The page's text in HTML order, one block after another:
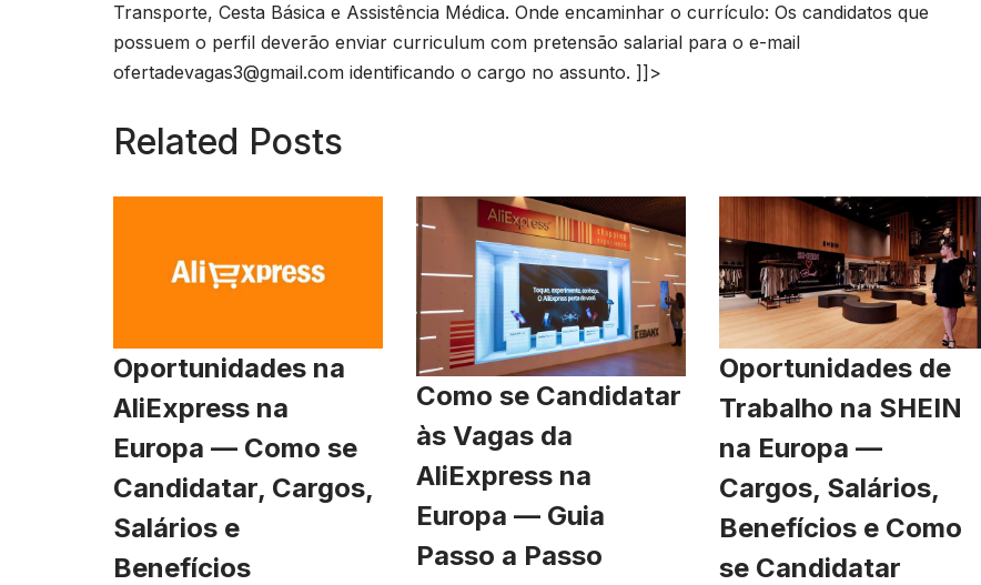
Transporte, Cesta Básica e Assistência Médica. Onde encaminhar o currículo: Os candidatos que
possuem o perfil deverão enviar curriculum com pretensão salarial para o e-mail
ofertadevagas3@gmail.com identificando o cargo no assunto. ]]>
Related Posts
Oportunidades na
AliExpress na
Europa — Como se
Candidatar, Cargos,
Salários e
Benefícios
Como se Candidatar
às Vagas da
AliExpress na
Europa — Guia
Passo a Passo
Oportunidades de
Trabalho na SHEIN
na Europa —
Cargos, Salários,
Benefícios e Como
se Candidatar